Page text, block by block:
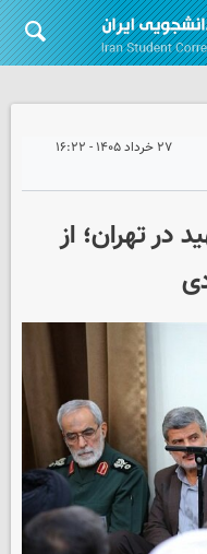
۲۷ خرداد ۱۴۰۵ - ۱۶:۲۲
در تهران؛ از